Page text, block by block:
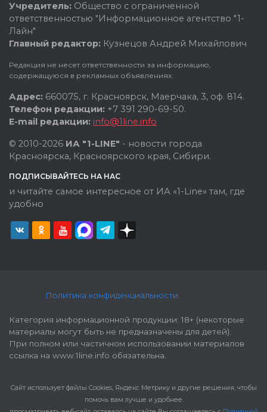
Учредитель: Общество с ограниченной
ответственностью "Информационное агентство "1-
Лайн"
Главный редактор: Кузнецов Андрей Михайлович
Редакция не несет ответственности за информацию,
содержащуюся в рекламных объявлениях.
Адрес: 660075, г. Красноярск, Маерчака, 3, оф. 814.
Телефон редакции: +7 391 290-69-50.
E-mail редакции: info@1line.info
© 2010-2026 ИА "1-LINE" - новости города
Красноярска, Красноярского края, Сибири.
ПОДПИСЫВАЙТЕСЬ НА НАС
и читайте самое интересное от ИА «1-Line» там, где
удобно
Политика конфиденциальности
Категория информационной продукции: 18+ (некоторые
материалы могут быть не предназначены для детей).
При полном или частичном использовании материалов
ссылка на www.1line.info обязательна.
Cайт использует файлы Cookies, Яндекс Метрику и другие решения, чтобы
помочь вам лучше и удобнее